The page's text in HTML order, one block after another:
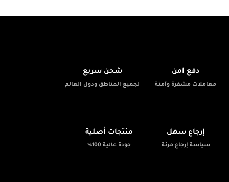
دفع آمن
معاملات مشفرة وآمنة
شحن سريع
لجميع المناطق ودول العالم
إرجاع سهل
سياسة إرجاع مرنة
منتجات أصلية
جودة عالية 100%